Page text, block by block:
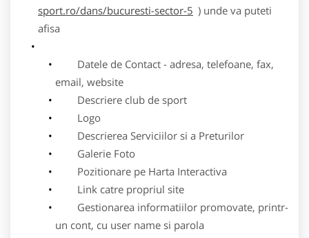
sport.ro/dans/bucuresti-sector-5 ) unde va puteti
afisa
Datele de Contact - adresa, telefoane, fax,
email, website
Descriere club de sport
Logo
Descrierea Serviciilor si a Preturilor
Galerie Foto
Pozitionare pe Harta Interactiva
Link catre propriul site
Gestionarea informatiilor promovate, printr-
un cont, cu user name si parola